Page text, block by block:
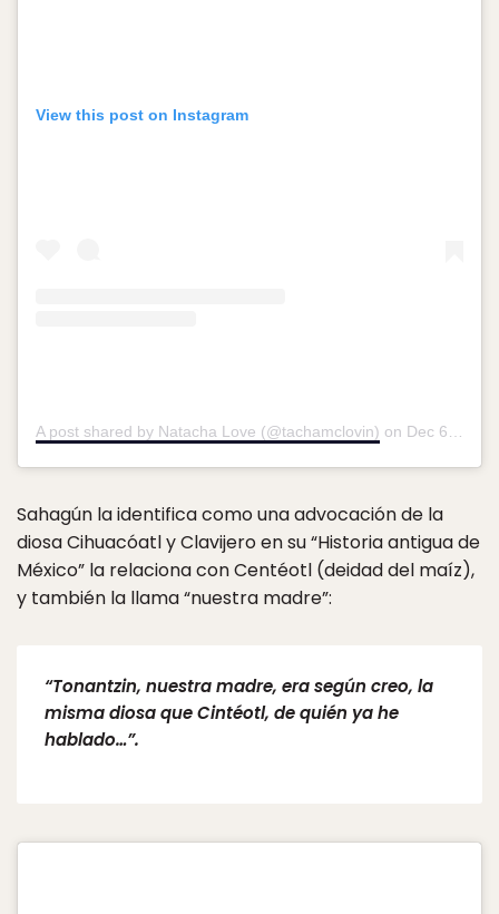
View this post on Instagram
A post shared by Natacha Love (@tachamclovin) on Dec 6, 2019 at 9:39pm PST
Sahagún la identifica como una advocación de la
diosa Cihuacóatl y Clavijero en su “Historia antigua de
México” la relaciona con Centéotl (deidad del maíz),
y también la llama “nuestra madre”:
“Tonantzin, nuestra madre, era según creo, la
misma diosa que Cintéotl, de quién ya he
hablado…”.